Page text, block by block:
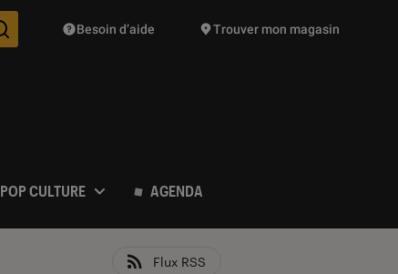
Des suggestions de produits vont vous être proposées
Besoin d’aide Trouver mon magasin
POP CULTURE AGENDA
Flux RSS